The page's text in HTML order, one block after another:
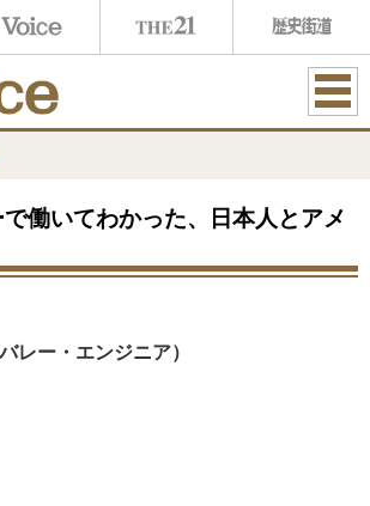
ME
働いてわかった、日本人とアメ
レー・エンジニア）